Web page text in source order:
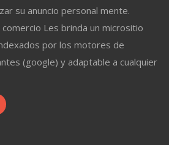
su anuncio personal mente.
Les brinda un micrositio
por los motores de
(google) y adaptable a cualquier